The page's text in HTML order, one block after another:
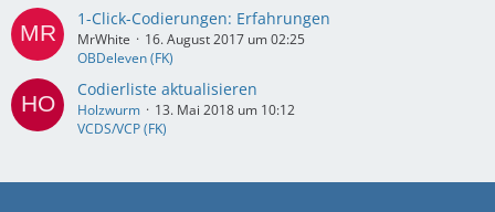
1-Click-Codierungen: Erfahrungen
MrWhite
16. August 2017 um 02:25
OBDeleven (FK)
Codierliste aktualisieren
Holzwurm
13. Mai 2018 um 10:12
VCDS/VCP (FK)